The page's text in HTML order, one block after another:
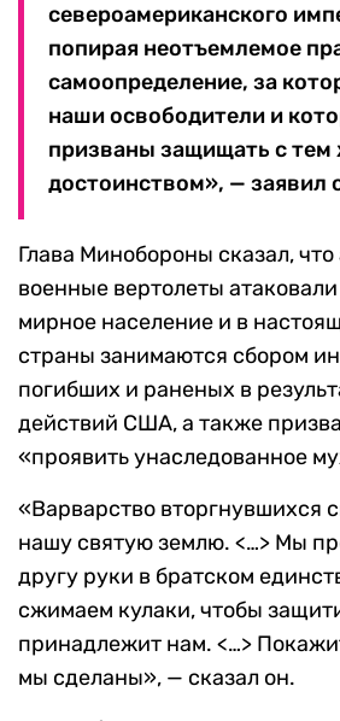
североамериканского
попирая неотъемлемое
самоопределение, за
наши освободители и
призваны защищать с тем
достоинством», — заявил
Глава Минобороны сказал,
военные вертолеты
мирное население и в
страны занимаются сбором
погибших и раненых в
действий США, а также
«проявить унаследованное
«Варварство вторгнувшихся
нашу святую землю. <…> Мы
другу руки в братском
сжимаем кулаки, чтобы
принадлежит нам. <…>
мы сделаны», — сказал он.